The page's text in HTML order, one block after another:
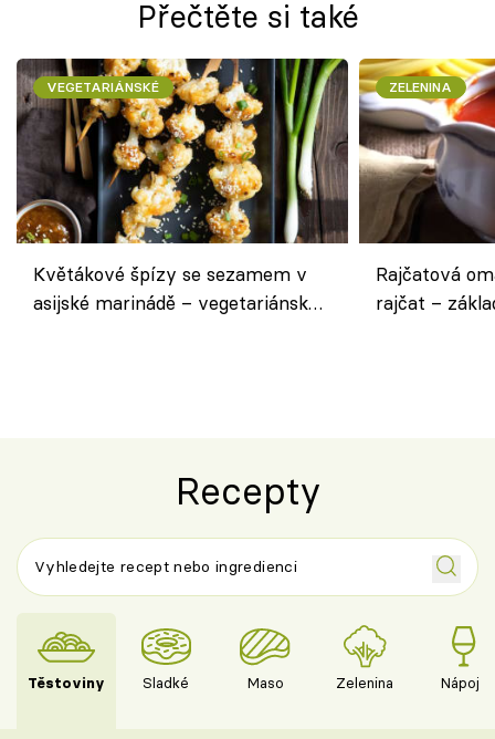
Přečtěte si také
VEGETARIÁNSKÉ
Květákové špízy se sezamem v
asijské marinádě – vegetariánská
ZELENINA
Rajčatová
rajčat –
Recepty
Těstoviny Sladké Maso Zelenina Nápoje